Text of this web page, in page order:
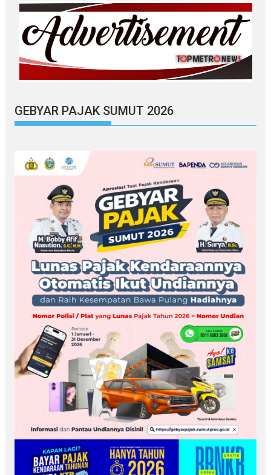
GEBYAR PAJAK SUMUT 2026